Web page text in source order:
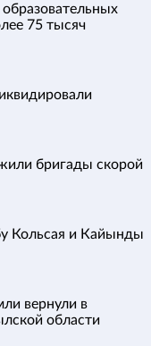
75 тысяч
бригады скорой
Кольсая и Кайынды
вернули в
области